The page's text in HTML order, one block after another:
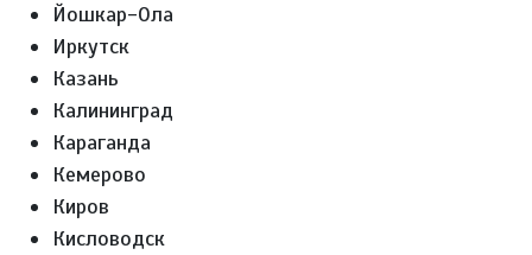
Йошкар-Ола
Иркутск
Казань
Калининград
Караганда
Кемерово
Киров
Кисловодск